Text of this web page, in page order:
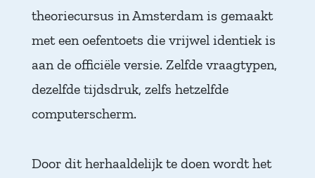
theoriecursus in Amsterdam is gemaakt
met een oefentoets die vrijwel identiek is
aan de officiële versie. Zelfde vraagtypen,
dezelfde tijdsdruk, zelfs hetzelfde
computerscherm.
Door dit herhaaldelijk te doen wordt het